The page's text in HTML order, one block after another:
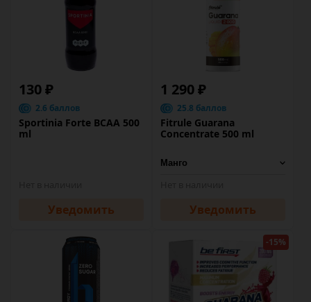
130 ₽
2.6 баллов
Sportinia Forte BCAA 500
ml
Уведомить
1 290 ₽
25.8 баллов
Fitrule Guarana
Concentrate 500 ml
Уведомить
-15%